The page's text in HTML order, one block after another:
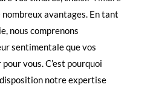
nombreux avantages. En tant
nous comprenons
sentimentale que vos
vous. C’est pourquoi
notre expertise